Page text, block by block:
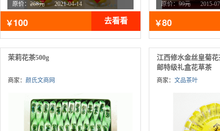
原价： 268元
2021-04-14
点击：12188次
￥100 去看看
原价：99元 2015-
￥80
茉莉花茶500g
商家： 颜氏文商网
江西修水金丝皇菊
邮特级礼盒花草茶
商家： 文品茶叶